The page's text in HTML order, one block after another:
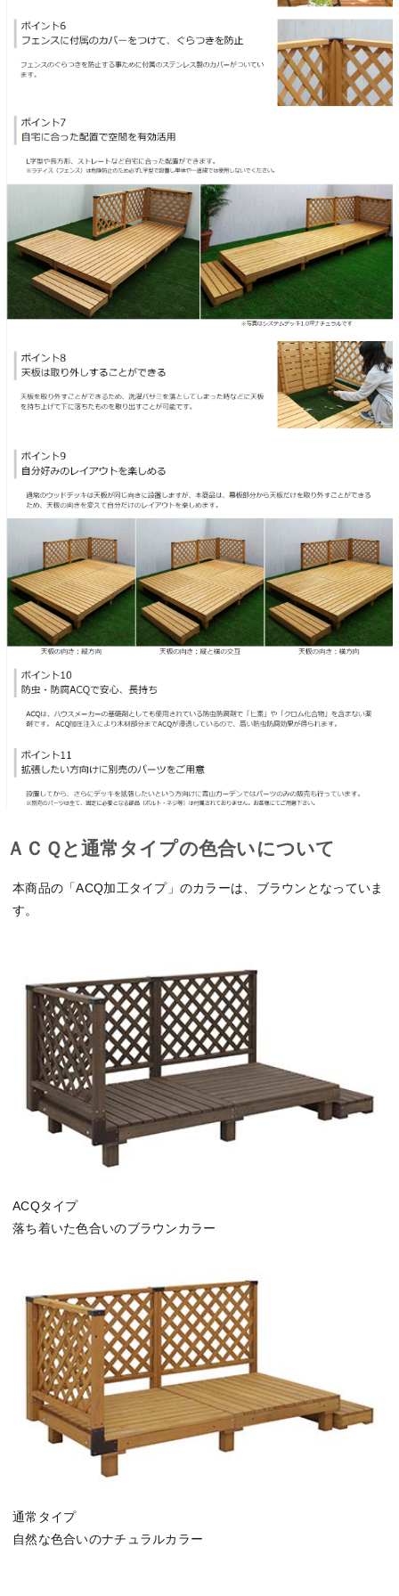
ＡＣＱと通常タイプの色合いについて
本商品の「ACQ加工タイプ」のカラーは、ブラウンとなっていま
す。
ACQタイプ
落ち着いた色合いのブラウンカラー
通常タイプ
自然な色合いのナチュラルカラー